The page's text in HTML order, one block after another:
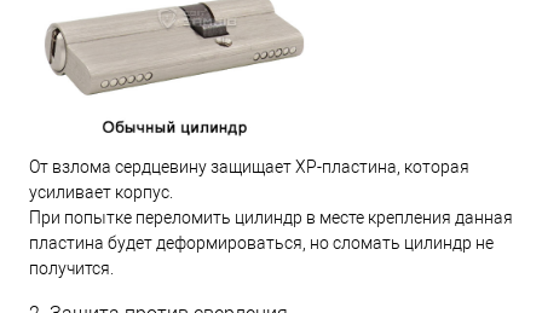
От взлома сердцевину защищает XP-пластина, которая
усиливает корпус.
При попытке переломить цилиндр в месте крепления данная
пластина будет деформироваться, но сломать цилиндр не
получится.